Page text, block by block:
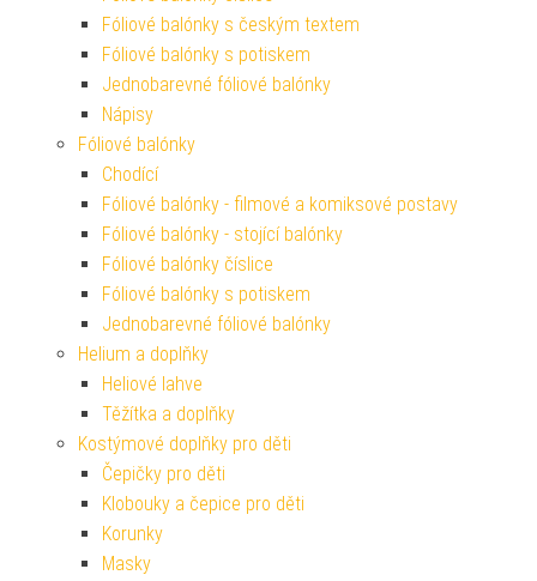
Fóliové balónky s českým textem
Fóliové balónky s potiskem
Jednobarevné fóliové balónky
Nápisy
Fóliové balónky
Chodící
Fóliové balónky - filmové a komiksové postavy
Fóliové balónky - stojící balónky
Fóliové balónky číslice
Fóliové balónky s potiskem
Jednobarevné fóliové balónky
Helium a doplňky
Heliové lahve
Těžítka a doplňky
Kostýmové doplňky pro děti
Čepičky pro děti
Klobouky a čepice pro děti
Korunky
Masky